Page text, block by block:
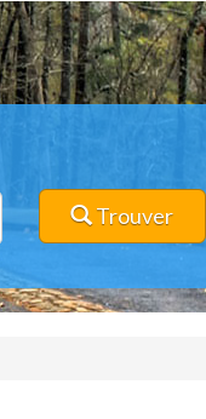
Trouver